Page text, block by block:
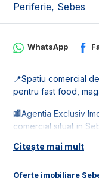
Periferie, Sebes
Oferte imobiliare
WhatsApp
📍Spatiu comercial
pentru fast food,
🏬Agentia Exclusiv
comercial situat in
📐Spatiul este in
- 1 hol;
Citește mai mult